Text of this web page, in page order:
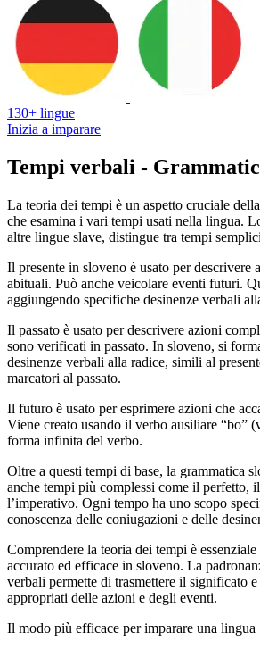
130+ lingue
Inizia a imparare
Tempi verbali -
La teoria dei tempi è un aspetto cruciale
che esamina i vari tempi usati nella lingua.
altre lingue slave, distingue tra tempi
Il presente in sloveno è usato per descrivere
abituali. Può anche veicolare eventi futuri.
aggiungendo specifiche desinenze verbali
Il passato è usato per descrivere azioni
sono verificati in passato. In sloveno, si
desinenze verbali alla radice, simili al
marcatori al passato.
Il futuro è usato per esprimere azioni che
Viene creato usando il verbo ausiliare “bo”
forma infinita del verbo.
Oltre a questi tempi di base, la grammatica
anche tempi più complessi come il perfetto,
l’imperativo. Ogni tempo ha uno scopo
conoscenza delle coniugazioni e delle
Comprendere la teoria dei tempi è
accurato ed efficace in sloveno. La
verbali permette di trasmettere il significato
appropriati delle azioni e degli eventi.
Il modo più efficace per imparare una lingua